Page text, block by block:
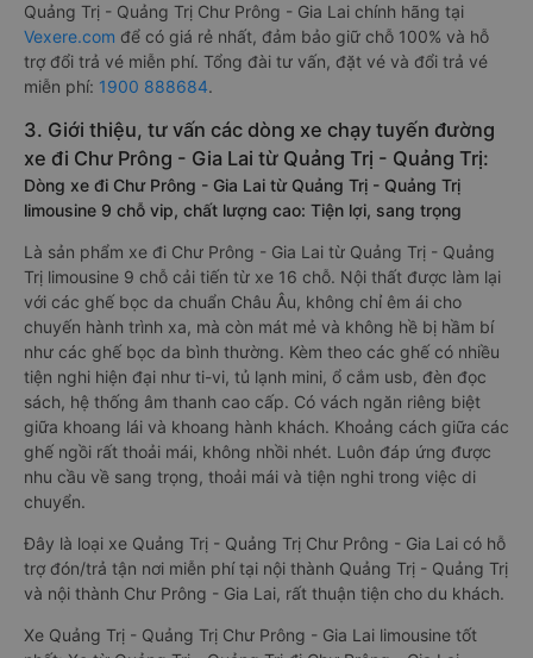
Quảng Trị - Quảng Trị Chư Prông - Gia Lai chính hãng tại
Vexere.com để có giá rẻ nhất, đảm bảo giữ chỗ 100% và hỗ
trợ đổi trả vé miễn phí. Tổng đài tư vấn, đặt vé và đổi trả vé
miễn phí: 1900 888684.
3. Giới thiệu, tư vấn các dòng xe chạy tuyến đường
xe đi Chư Prông - Gia Lai từ Quảng Trị - Quảng Trị:
Dòng xe đi Chư Prông - Gia Lai từ Quảng Trị - Quảng Trị
limousine 9 chỗ vip, chất lượng cao: Tiện lợi, sang trọng
Là sản phẩm xe đi Chư Prông - Gia Lai từ Quảng Trị - Quảng
Trị limousine 9 chỗ cải tiến từ xe 16 chỗ. Nội thất được làm lại
với các ghế bọc da chuẩn Châu Âu, không chỉ êm ái cho
chuyến hành trình xa, mà còn mát mẻ và không hề bị hầm bí
như các ghế bọc da bình thường. Kèm theo các ghế có nhiều
tiện nghi hiện đại như ti-vi, tủ lạnh mini, ổ cắm usb, đèn đọc
sách, hệ thống âm thanh cao cấp. Có vách ngăn riêng biệt
giữa khoang lái và khoang hành khách. Khoảng cách giữa các
ghế ngồi rất thoải mái, không nhồi nhét. Luôn đáp ứng được
nhu cầu về sang trọng, thoải mái và tiện nghi trong việc di
chuyển.
Đây là loại xe Quảng Trị - Quảng Trị Chư Prông - Gia Lai có hỗ
trợ đón/trả tận nơi miễn phí tại nội thành Quảng Trị - Quảng Trị
và nội thành Chư Prông - Gia Lai, rất thuận tiện cho du khách.
Xe Quảng Trị - Quảng Trị Chư Prông - Gia Lai limousine tốt